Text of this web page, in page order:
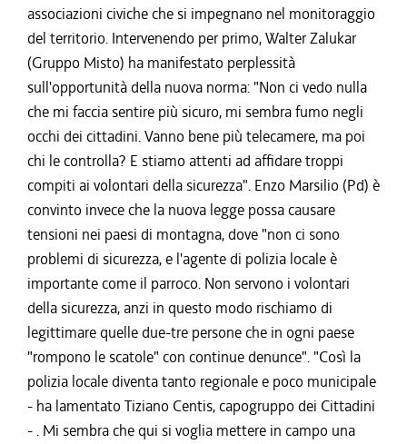
associazioni civiche che si impegnano nel monitoraggio
del territorio. Intervenendo per primo, Walter Zalukar
(Gruppo Misto) ha manifestato perplessità
sull'opportunità della nuova norma: "Non ci vedo nulla
che mi faccia sentire più sicuro, mi sembra fumo negli
occhi dei cittadini. Vanno bene più telecamere, ma poi
chi le controlla? E stiamo attenti ad affidare troppi
compiti ai volontari della sicurezza". Enzo Marsilio (Pd) è
convinto invece che la nuova legge possa causare
tensioni nei paesi di montagna, dove "non ci sono
problemi di sicurezza, e l'agente di polizia locale è
importante come il parroco. Non servono i volontari
della sicurezza, anzi in questo modo rischiamo di
legittimare quelle due-tre persone che in ogni paese
"rompono le scatole" con continue denunce". "Così la
polizia locale diventa tanto regionale e poco municipale
- ha lamentato Tiziano Centis, capogruppo dei Cittadini
- . Mi sembra che qui si voglia mettere in campo una